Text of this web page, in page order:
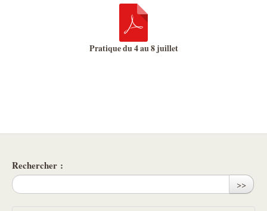
Pratique du 4 au 8 juillet
Rechercher :
>>